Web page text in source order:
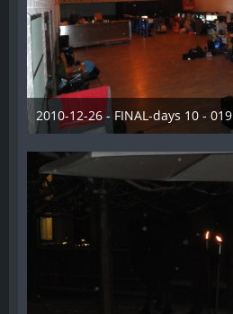
2010-12-26 - FINAL-days 10 - 019
28. Dezember 2012